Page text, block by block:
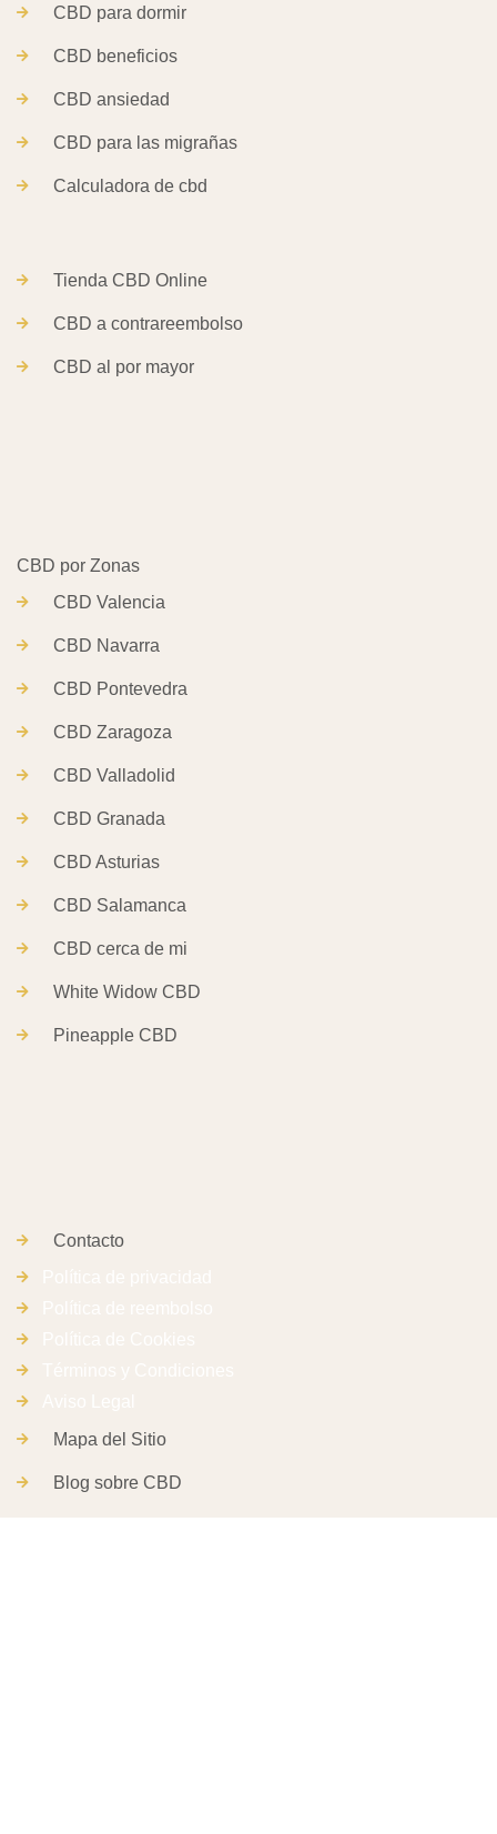
CBD para dormir
CBD beneficios
CBD ansiedad
CBD para las migrañas
Calculadora de cbd
Tienda CBD Online
CBD a contrareembolso
CBD al por mayor
CBD Valencia
CBD Navarra
CBD Pontevedra
CBD Zaragoza
CBD Valladolid
CBD Granada
CBD Asturias
CBD Salamanca
CBD cerca de mi
White Widow CBD
Pineapple CBD
Contacto
Mapa del Sitio
Blog sobre CBD